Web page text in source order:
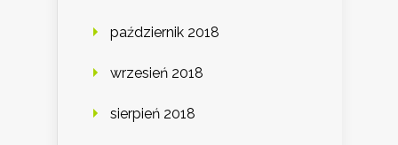
październik 2018
wrzesień 2018
sierpień 2018